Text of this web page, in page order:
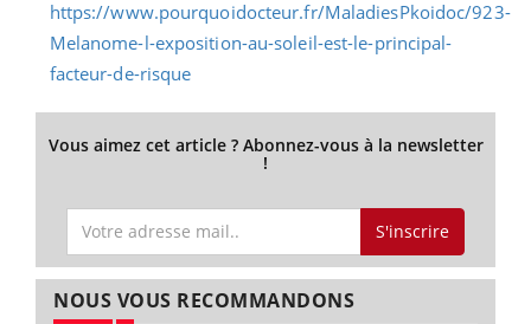
Vous aimez cet article ? Abonnez-vous à la newsletter
!
S'inscrire
NOUS VOUS RECOMMANDONS